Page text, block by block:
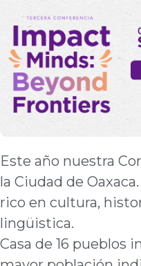
Este año nuestra
la Ciudad de
rico en cultura,
lingüistica.
Casa de 16 pueblos